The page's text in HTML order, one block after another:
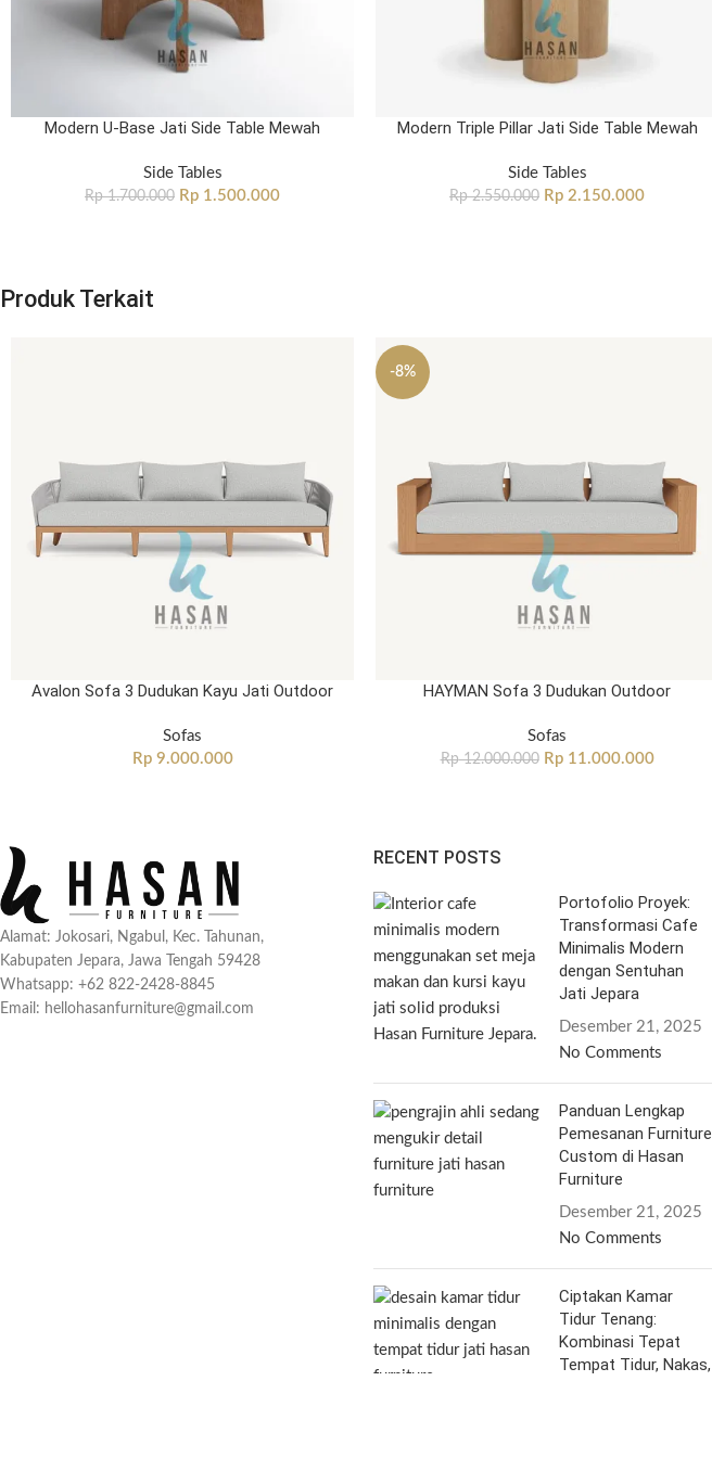
Modern U-Base Jati Side Table Mewah
Side Tables
Rp1.700.000 Rp 1.500.000
Modern Triple Pillar Jati Side Table Mewah
Side Tables
Rp2.550.000 Rp 2.150.000
Produk Terkait
Avalon Sofa 3 Dudukan Kayu Jati Outdoor
Sofas
Rp9.000.000
-8%
HAYMAN Sofa 3 Dudukan Outdoor
Sofas
Rp12.000.000 Rp11.000.000
Alamat: Jokosari, Ngabul, Kec. Tahunan,
Kabupaten Jepara, Jawa Tengah 59428
Whatsapp: +62 822-2428-8845
Email: hellohasanfurniture@gmail.com
RECENT POSTS
Portofolio Proyek:
Transformasi Cafe
Minimalis Modern
dengan Sentuhan
Jati Jepara
Desember 21, 2025
No Comments
Panduan Lengkap
Pemesanan Furniture
Custom di Hasan
Furniture
Desember 21, 2025
No Comments
Ciptakan Kamar
Tidur Tenang:
Kombinasi Tepat
Tempat Tidur, Nakas,